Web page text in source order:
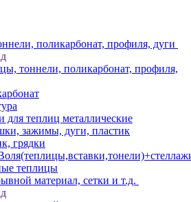
поликарбонат, профиля, дуги
тоннели, поликарбонат, профиля,
для теплиц металлические
зажимы, дуги, пластик
грядки
теплицы
материал, сетки и т.д.